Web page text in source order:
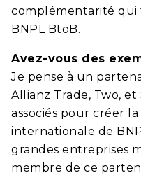
complémentarité qui
BNPL BtoB.
Avez-vous des
Je pense à un
Allianz Trade, Two,
associés pour créer
internationale de
grandes entreprises
membre de ce